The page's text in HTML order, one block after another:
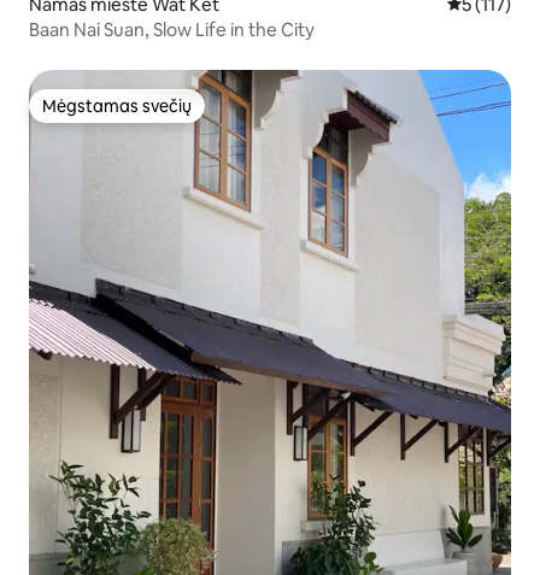
Baan Nai Suan, Slow Life in the City
Mėgstamas svečių
Mėgstamas svečių